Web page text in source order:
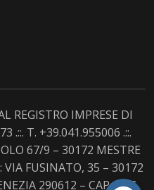
REGISTRO IMPRESE DI
.::. T. +39.041.955006 .::.
67/9 – 30172 MESTRE
VIA FUSINATO, 35 – 30172
290612 – CAP. SOC.